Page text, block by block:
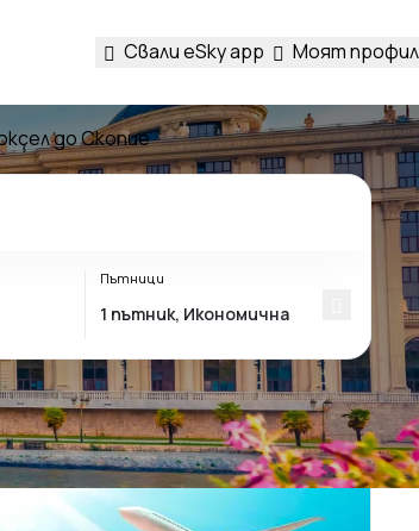
Свали eSky app Моят профил
до Скопие
Пътници